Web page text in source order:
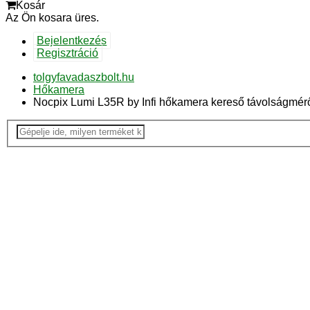
Kosár
Az Ön kosara üres.
Bejelentkezés
Regisztráció
tolgyfavadaszbolt.hu
Hőkamera
Nocpix Lumi L35R by Infi hőkamera kereső